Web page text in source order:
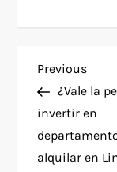
P
o
s
Previous
Post
Previous
¿Vale la
invertir en
alquilar en